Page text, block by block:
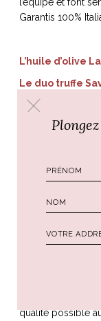
l’équipe et font
Garantis 100%
L’huile d’olive
Le duo truffe
réalisé avec
productions en
comprendre leur
c’est le cas pour
au Portugal dans
qualité possible